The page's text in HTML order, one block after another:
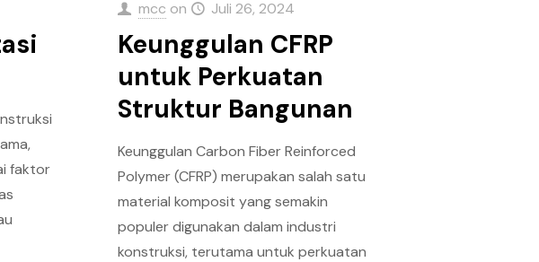
faktor
mcc on Juli 26, 2024
Keunggulan CFRP
untuk Perkuatan
Struktur Bangunan
Keunggulan Carbon Fiber Reinforced
Polymer (CFRP) merupakan salah satu
material komposit yang semakin
populer digunakan dalam industri
konstruksi, terutama untuk perkuatan